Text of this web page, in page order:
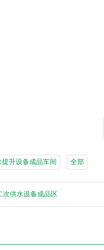
升设备成品车间 全部
次供水设备成品区